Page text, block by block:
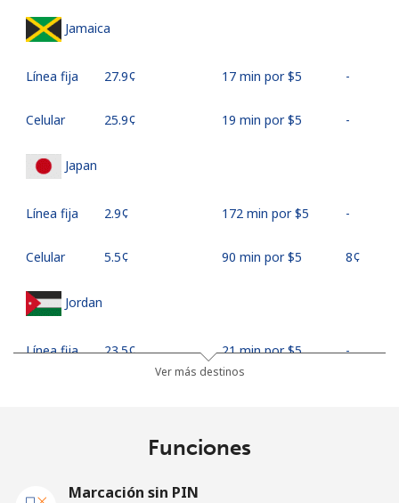
Jamaica
Línea fija ⁦27.9¢⁩ 17 min por ⁦$5⁩ -
Celular ⁦25.9¢⁩ 19 min por ⁦$5⁩ -
Japan
Línea fija ⁦2.9¢⁩ 172 min por ⁦$5⁩ -
Celular ⁦5.5¢⁩ 90 min por ⁦$5⁩ ⁦8¢⁩
Jordan
Línea fija ⁦23.5¢⁩ 21 min por ⁦$5⁩ -
Ver más destinos
Funciones
Marcación sin PIN